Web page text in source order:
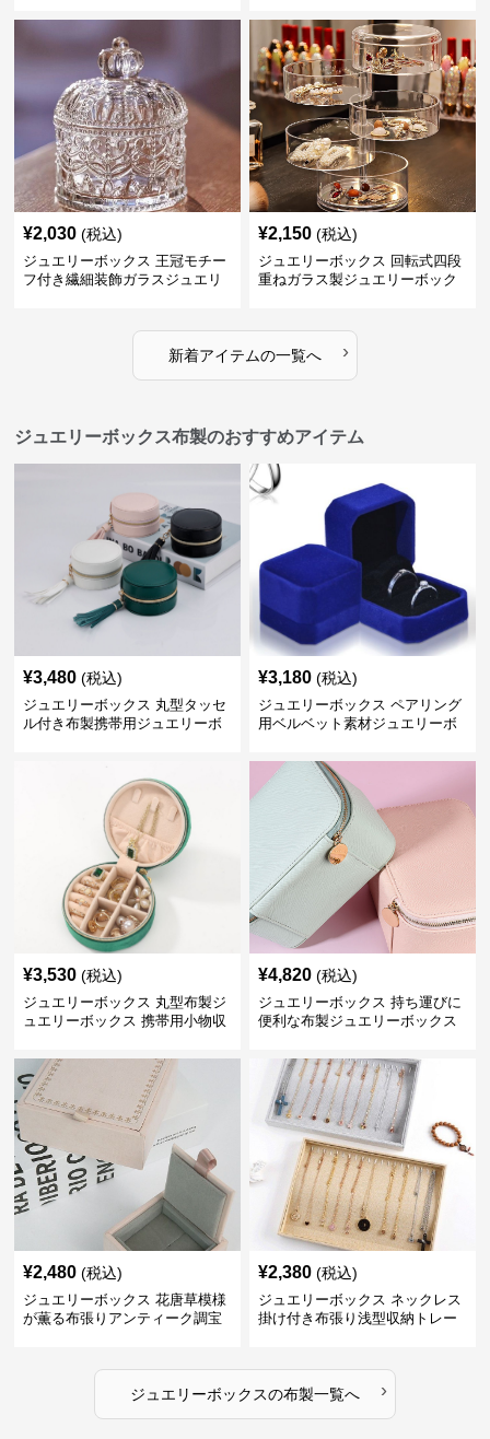
¥2,030 (税込)
ジュエリーボックス 王冠モチー
フ付き繊細装飾ガラスジュエリ
¥2,150 (税込)
ジュエリーボックス 回転式四段
重ねガラス製ジュエリーボック
新着アイテムの一覧へ ›
ジュエリーボックス布製のおすすめアイテム
¥3,480 (税込)
ジュエリーボックス 丸型タッセ
ル付き布製携帯用ジュエリーボ
¥3,180 (税込)
ジュエリーボックス ペアリング
用ベルベット素材ジュエリーボ
¥3,530 (税込)
ジュエリーボックス 丸型布製ジ
ュエリーボックス 携帯用小物収
¥4,820 (税込)
ジュエリーボックス 持ち運びに
便利な布製ジュエリーボックス
¥2,480 (税込)
ジュエリーボックス 花唐草模様
が薫る布張りアンティーク調宝
¥2,380 (税込)
ジュエリーボックス ネックレス
掛け付き布張り浅型収納トレー
ジュエリーボックスの布製一覧へ ›